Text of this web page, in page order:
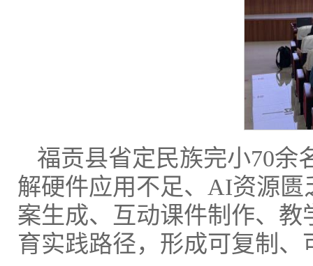
福贡县省定民族完小70余
解硬件应用不足、AI资源
案生成、互动课件制作、
育实践路径，形成可复制